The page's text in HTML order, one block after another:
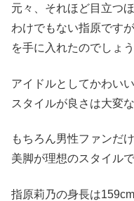
元々、それほど目立つ
わけでもない指原です
を手に入れたのでしょ
アイドルとしてかわい
スタイルが良さは大変
もちろん男性ファンだ
美脚が理想のスタイル
指原莉乃の身長は